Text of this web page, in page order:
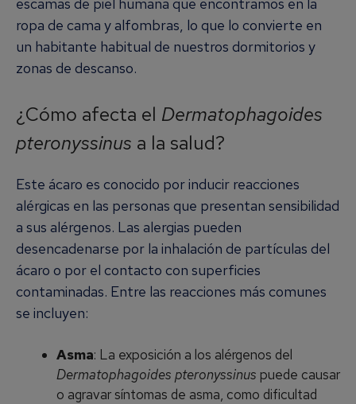
ropa de cama y alfombras, lo que lo convierte en
un habitante habitual de nuestros dormitorios y
zonas de descanso.
¿Cómo afecta el Dermatophagoides
pteronyssinus a la salud?
Este ácaro es conocido por inducir reacciones
alérgicas en las personas que presentan sensibilidad
a sus alérgenos. Las alergias pueden
desencadenarse por la inhalación de partículas del
ácaro o por el contacto con superficies
contaminadas. Entre las reacciones más comunes
se incluyen:
Asma: La exposición a los alérgenos del
Dermatophagoides pteronyssinus puede causar
o agravar síntomas de asma, como dificultad